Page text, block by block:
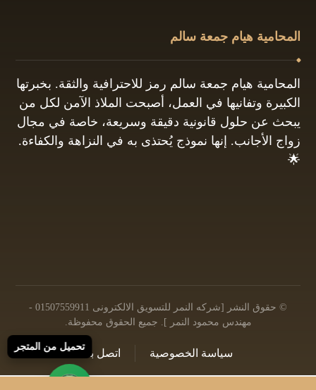
المحامية هيام جمعة سالم
المحامية هيام جمعة سالم رمز للاحترافية والثقة. بخبرتها
الكبيرة وتفانيها في العمل، أصبحت الملاذ الآمن لكل من
يبحث عن حلول قانونية دقيقة وسريعة، خاصة في مجال
زواج الأجانب. إنها نموذج يُحتذى به في النزاهة والكفاءة.
🌟
© حقوق النشر [شركه النمر للتسويق الالكترونى 01507559911 -
مهندس محمود النمر ]. جميع الحقوق محفوظة.
اتصل بنا سياسة الخصوصية
تحميل من المتجر